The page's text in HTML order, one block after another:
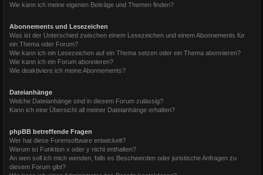
Wie kann ich meine eigenen Beiträge und Themen finden?
Abonnements und Lesezeichen
Was ist der Unterschied zwischen einem Lesezeichen und einem Abonnements für
ein Thema oder Forum?
Wie kann ich ein Lesezeichen auf ein Thema setzen oder ein Thema abonnieren?
Wie kann ich ein Forum abonnieren?
Wie deaktiviere ich meine Abonnements?
Dateianhänge
Welche Dateianhänge sind in diesem Forum zulässig?
Kann ich eine Übersicht all meiner Dateianhänge erhalten?
phpBB betreffende Fragen
Wer hat diese Forensoftware entwickelt?
Warum ist Funktion x oder y nicht enthalten?
An wen soll ich mich wenden, falls es Beschwerden oder juristische Anfragen zu
diesem Forum gibt?